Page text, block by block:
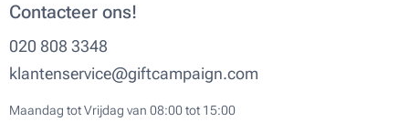
Contacteer ons!
020 808 3348
klantenservice@giftcampaign.com
Maandag tot Vrijdag van 08:00 tot 15:00